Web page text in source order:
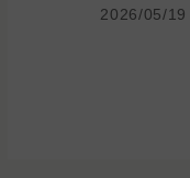
2026/05/19